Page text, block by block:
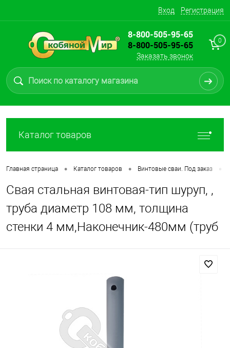
Вход Регистрация
8-800-505-95-65
8-800-505-95-65
Заказать звонок
0
Каталог товаров
Главная страница • Каталог товаров • Винтовые сваи. Под заказ
Свая стальная винтовая-тип шуруп, ,
труба диаметр 108 мм, толщина
стенки 4 мм,Наконечник-480мм (труб